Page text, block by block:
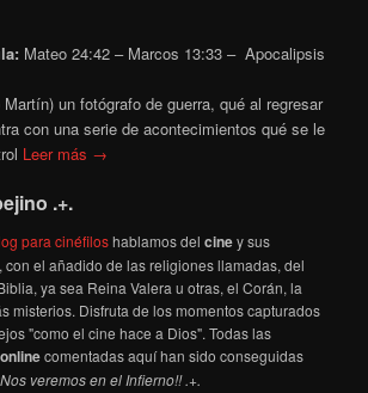
Mateo 24:42 – Marcos 13:33 – Apocalipsis
Martín) un fotógrafo de guerra, qué al regresar
con una serie de acontecimientos qué se le
Leer más →
.+.
para cinéfiloshablamos delciney sus
con el añadido de las religiones llamadas, del
ya sea Reina Valera u otras, el Corán, la
misterios. Disfruta de los momentos capturados
"como el cine hace a Dios". Todas las
comentadas aquí han sido conseguidas
veremos en el Infierno!! .+.